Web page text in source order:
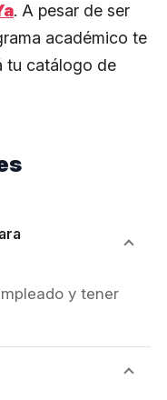
. A pesar de ser
académico te
tu catálogo de
y tener